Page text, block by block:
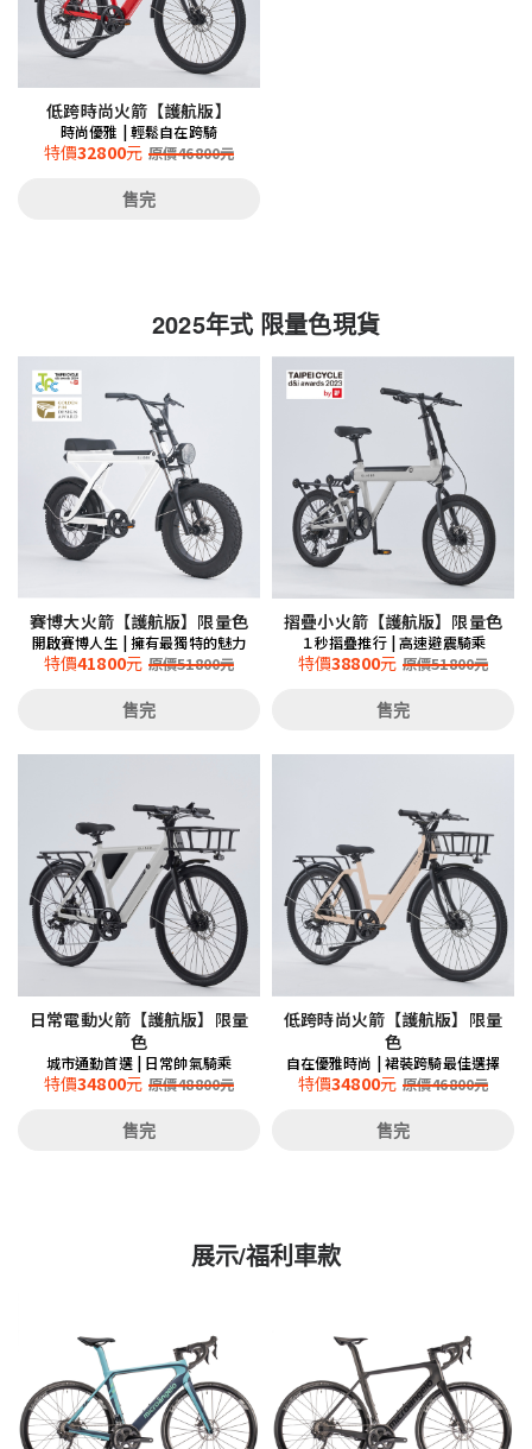
低跨時尚火箭【護航版】
時尚優雅 | 輕鬆自在跨騎
特價32800元 原價46800元
售完
2025年式 限量色現貨
賽博大火箭【護航版】限量色
開啟賽博人生 | 擁有最獨特的魅力
特價41800元 原價51800元
售完
摺疊小火箭【護航版】限量色
１秒摺疊推行 | 高速避震騎乘
特價38800元 原價51800元
售完
日常電動火箭【護航版】限量
色
城市通勤首選 | 日常帥氣騎乘
特價34800元 原價48800元
售完
低跨時尚火箭【護航版】限量
色
自在優雅時尚 | 裙裝跨騎最佳選擇
特價34800元 原價46800元
售完
展示/福利車款